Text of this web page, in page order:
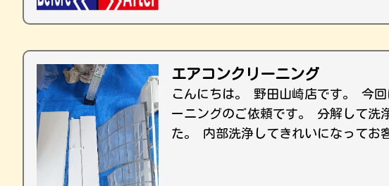
エアコンクリーニング
こんにちは。 野田山崎店です。 今
ーニングのご依頼です。 分解して洗
た。 内部洗浄してきれいになって